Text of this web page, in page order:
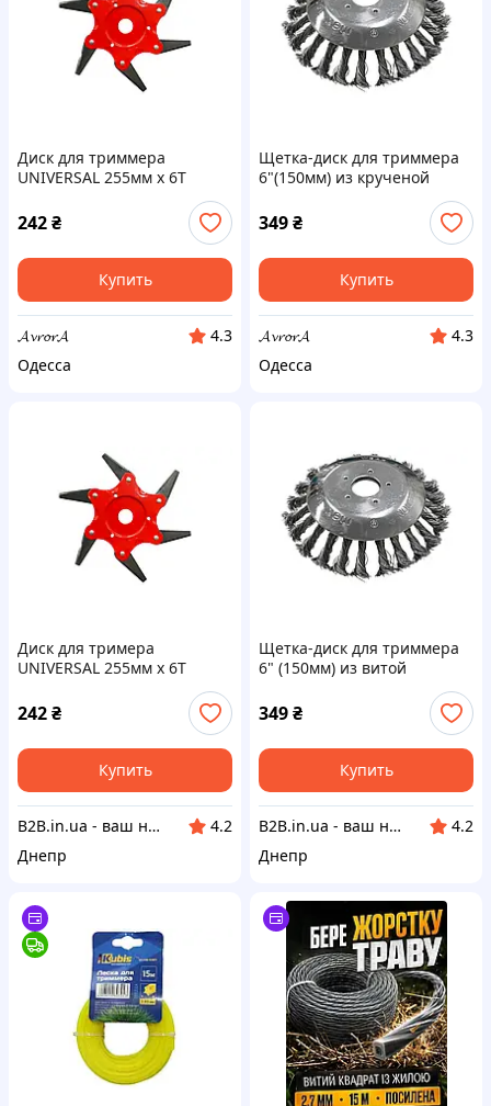
Диск для триммера
UNIVERSAL 255мм x 6Т
242₴
Купить
𝓐𝓿𝓻𝓸𝓻𝓐
4.3
Одесса
Щетка-диск для триммера
6"(150мм) из крученой
349₴
Купить
𝓐𝓿𝓻𝓸𝓻𝓐
4.3
Одесса
Диск для тримера
UNIVERSAL 255мм x 6Т
242₴
Купить
B2B.in.ua - ваш наджный партнер
4.2
Днепр
Щетка-диск для триммера
6" (150мм) из витой
349₴
Купить
B2B.in.ua - ваш наджный партнер
4.2
Днепр